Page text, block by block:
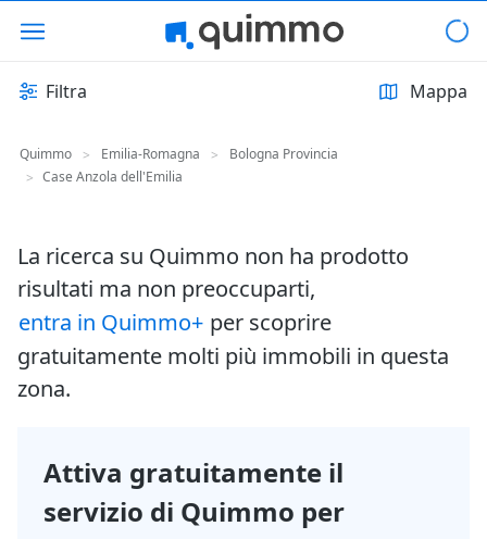
Filtra Mappa
Quimmo > Emilia-Romagna >
Bologna Provincia
> Case Anzola dell'Emilia
La ricerca su Quimmo non ha prodotto
risultati ma non preoccuparti,
entra in Quimmo+ per scoprire
gratuitamente molti più immobili in questa
zona.
Attiva gratuitamente il
servizio di Quimmo per